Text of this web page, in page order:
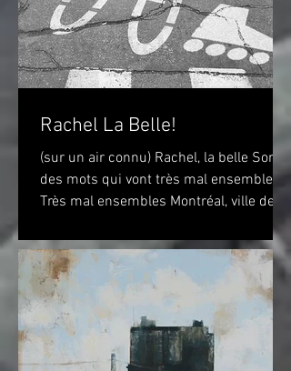
Rachel La Belle!
(sur un air connu) Rachel, la belle Sont
des mots qui vont très mal ensembles
Très mal ensembles Montréal, ville de